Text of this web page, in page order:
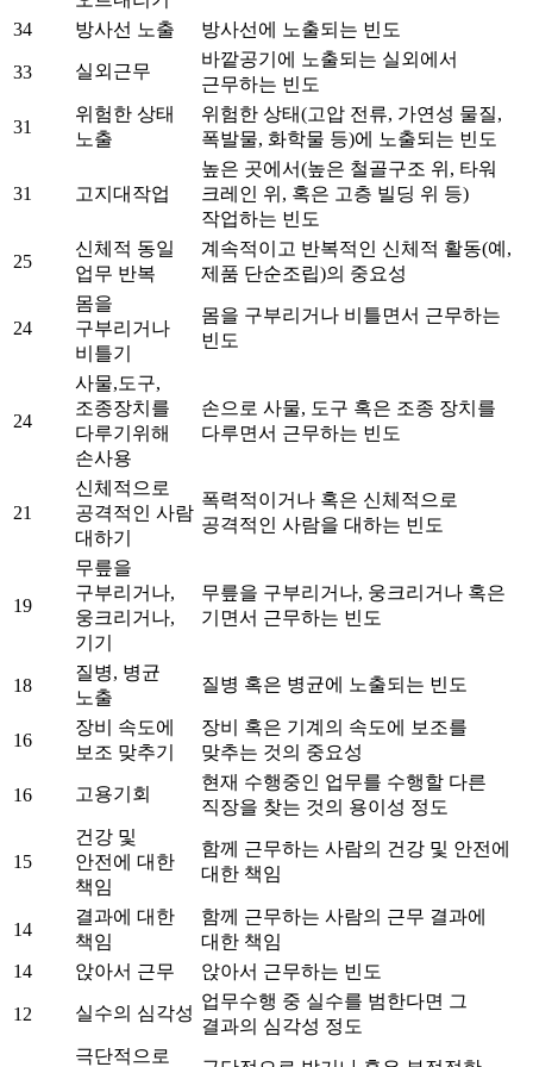
34
방사선 노출 방사선에 노출되는 빈도
33 실외근무
바깥공기에 노출되는 실외에서
근무하는 빈도
31
위험한 상태
노출
위험한 상태(고압 전류, 가연성 물질,
폭발물, 화학물 등)에 노출되는 빈도
31 고지대작업
높은 곳에서(높은 철골구조 위, 타워
크레인 위, 혹은 고층 빌딩 위 등)
작업하는 빈도
25
신체적 동일
업무 반복
계속적이고 반복적인 신체적 활동(예,
제품 단순조립)의 중요성
24
몸을
구부리거나
비틀기
몸을 구부리거나 비틀면서 근무하는
빈도
24
사물,도구,
조종장치를
다루기위해
손사용
손으로 사물, 도구 혹은 조종 장치를
다루면서 근무하는 빈도
21
신체적으로
공격적인 사람
대하기
폭력적이거나 혹은 신체적으로
공격적인 사람을 대하는 빈도
19
무릎을
구부리거나,
웅크리거나,
기기
무릎을 구부리거나, 웅크리거나 혹은
기면서 근무하는 빈도
18
질병, 병균
노출
질병 혹은 병균에 노출되는 빈도
16
장비 속도에
보조 맞추기
장비 혹은 기계의 속도에 보조를
맞추는 것의 중요성
16 고용기회
현재 수행중인 업무를 수행할 다른
직장을 찾는 것의 용이성 정도
15
건강 및
안전에 대한
책임
함께 근무하는 사람의 건강 및 안전에
대한 책임
14
결과에 대한
책임
함께 근무하는 사람의 근무 결과에
대한 책임
14
앉아서 근무 앉아서 근무하는 빈도
12 실수의 심각성
업무수행 중 실수를 범한다면 그
결과의 심각성 정도
극단적으로